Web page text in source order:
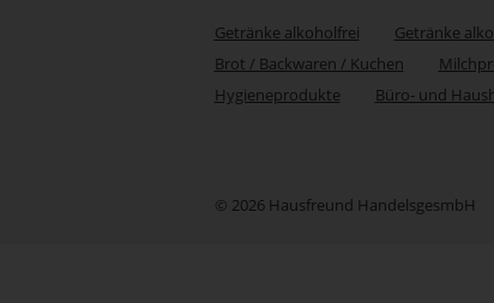
Getränke alkoholfrei Getränke
Brot / Backwaren / Kuchen
Hygieneprodukte
Büro- und
© 2026 Hausfreund HandelsgesmbH